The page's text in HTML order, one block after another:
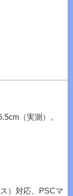
（実測）。
）対応、PSCマ